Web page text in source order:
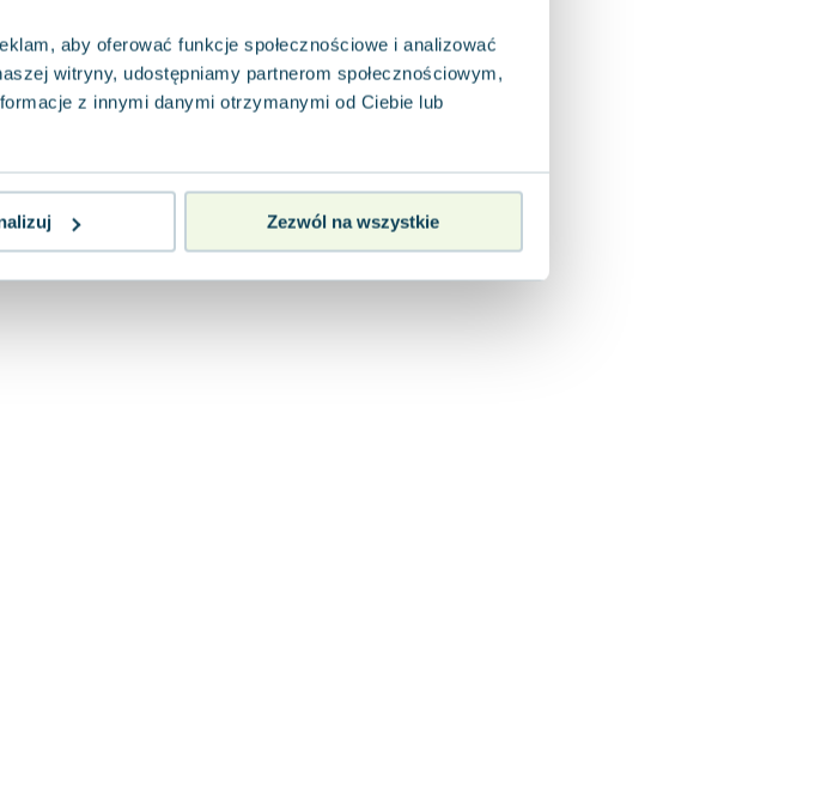
aby oferować funkcje społecznościowe i analizować
witryny, udostępniamy partnerom społecznościowym,
z innymi danymi otrzymanymi od Ciebie lub
Zezwól na wszystkie